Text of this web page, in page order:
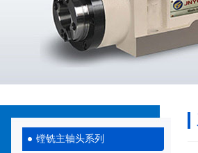
镗铣主轴头系列